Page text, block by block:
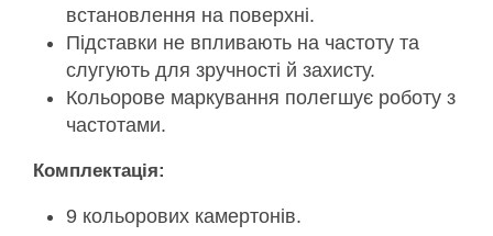
встановлення на поверхні.
Підставки не впливають на частоту та
слугують для зручності й захисту.
Кольорове маркування полегшує роботу з
частотами.
Комплектація:
9 кольорових камертонів.